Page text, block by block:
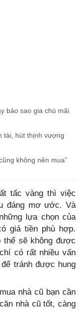
bảo sao gia chủ mãi
tài, hút thịnh vượng
không nên mua”
tấc vàng thì việc
đáng mơ ước. Và
lựa chọn của
giá tiền phù hợp.
thể sẽ không được
có rất nhiều vấn
tránh được hung
nhà cũ bạn cần
nhà cũ tốt, càng